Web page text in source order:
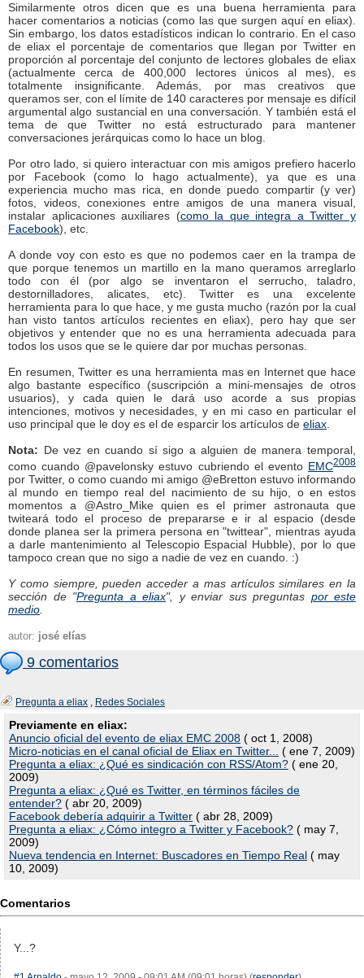
Similarmente otros dicen que es una buena herramienta para
hacer comentarios a noticias (como las que surgen aquí en eliax).
Sin embargo, los datos estadísticos indican lo contrario. En el caso
de eliax el porcentaje de comentarios que llegan por Twitter en
proporción al porcentaje del conjunto de lectores globales de eliax
(actualmente cerca de 400,000 lectores únicos al mes), es
totalmente insignificante. Además, por mas creativos que
queramos ser, con el límite de 140 caracteres por mensaje es difícil
argumental algo sustancial en una conversación. Y también está el
tema de que Twitter no está estructurado para mantener
conversaciones jerárquicas como lo hace un blog.
Por otro lado, si quiero interactuar con mis amigos prefiero hacerlo
por Facebook (como lo hago actualmente), ya que es una
experiencia mucho mas rica, en donde puedo compartir (y ver)
fotos, videos, conexiones entre amigos de una manera visual,
instalar aplicaciones auxiliares (como la que integra a Twitter y
Facebook), etc.
A donde voy con esto es que no podemos caer en la trampa de
que porque tenemos un martillo en la mano queramos arreglarlo
todo con él (por algo se inventaron el serrucho, taladro,
destornilladores, alicates, etc). Twitter es una excelente
herramienta para lo que hace, y me gusta mucho (razón por la cual
han visto tantos artículos recientes en eliax), pero hay que ser
objetivos y entender que no es una herramienta adecuada para
todos los usos que se le quiere dar por muchas personas.
En resumen, Twitter es una herramienta mas en Internet que hace
algo bastante específico (suscripción a mini-mensajes de otros
usuarios), y cada quien le dará uso acorde a sus propias
intenciones, motivos y necesidades, y en mi caso en particular el
uso principal que le doy es el de esparcir los artículos de eliax
Nota: De vez en cuando sí sigo a alguien de manera temporal,
como cuando @pavelonsky estuvo cubriendo el evento EMC2008
por Twitter, o como cuando mi amigo @eBretton estuvo informando
al mundo en tiempo real del nacimiento de su hijo, o en estos
momentos a @Astro_Mike quien es el primer astronauta que
twiteará todo el proceso de prepararse e ir al espacio (desde
donde planea ser la primera persona en "twittear", mientras ayuda
a darle mantenimiento al Telescopio Espacial Hubble), por lo que
tampoco crean que no sigo a nadie de vez en cuando. :)
Y como siempre, pueden acceder a mas artículos similares en la
sección de "Pregunta a eliax", y enviar sus preguntas por este
medio
autor: josé elías
9 comentarios
Pregunta a eliax , Redes Sociales
Previamente en eliax:
Anuncio oficial del evento de eliax EMC 2008 ( oct 1, 2008)
Micro-noticias en el canal oficial de Eliax en Twitter...
( ene 7, 2009)
Pregunta a eliax: ¿Qué es sindicación con RSS/Atom? ( ene 20,
2009)
Pregunta a eliax: ¿Qué es Twitter, en términos fáciles de
entender? ( abr 20, 2009)
Facebook debería adquirir a Twitter ( abr 28, 2009)
Pregunta a eliax: ¿Cómo integro a Twitter y Facebook? ( may 7,
2009)
Nueva tendencia en Internet: Buscadores en Tiempo Real ( may
10, 2009)
Comentarios
Y...?